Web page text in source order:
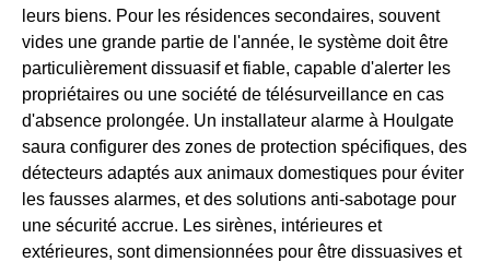
leurs biens. Pour les résidences secondaires, souvent
vides une grande partie de l'année, le système doit être
particulièrement dissuasif et fiable, capable d'alerter les
propriétaires ou une société de télésurveillance en cas
d'absence prolongée. Un installateur alarme à Houlgate
saura configurer des zones de protection spécifiques, des
détecteurs adaptés aux animaux domestiques pour éviter
les fausses alarmes, et des solutions anti-sabotage pour
une sécurité accrue. Les sirènes, intérieures et
extérieures, sont dimensionnées pour être dissuasives et